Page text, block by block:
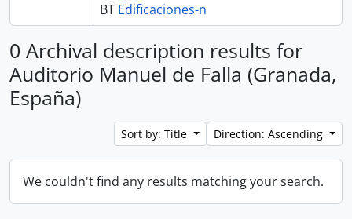
BT Edificaciones-n
0 Archival description results for
Auditorio Manuel de Falla (Granada,
España)
Sort by: Title Direction: Ascending
We couldn't find any results matching your search.